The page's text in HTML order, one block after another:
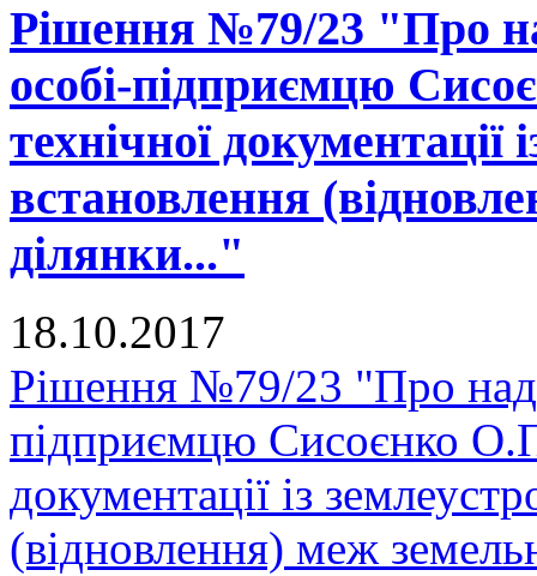
Рішення №79/23 "Про
особі-підприємцю
технічної
встановлення
ділянки..."
18.10.2017
Рішення №79/23 "Про
підприємцю Сисоєнко
документації із
(відновлення) меж